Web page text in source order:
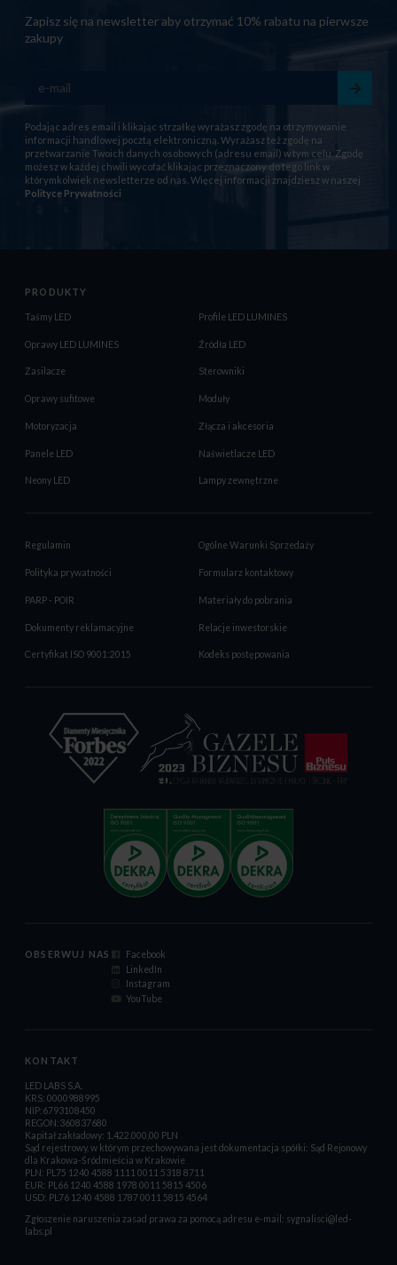
Zapisz się na newsletter aby otrzymać 10% rabatu na pierwsze
zakupy
Podając adres email i klikając strzałkę wyrażasz zgodę na otrzymywanie
informacji handlowej pocztą elektroniczną. Wyrażasz też zgodę na
przetwarzanie Twoich danych osobowych (adresu email) w tym celu. Zgodę
możesz w każdej chwili wycofać klikając przeznaczony do tego link w
którymkolwiek newsletterze od nas. Więcej informacji znajdziesz w naszej
Polityce Prywatności
PRODUKTY
Taśmy LED Profile LED LUMINES
Oprawy LED LUMINES Źródła LED
Zasilacze Sterowniki
Oprawy sufitowe Moduły
Motoryzacja Złącza i akcesoria
Panele LED Naświetlacze LED
Neony LED Lampy zewnętrzne
Regulamin Ogólne Warunki Sprzedaży
Polityka prywatności Formularz kontaktowy
PARP - POIR Materiały do pobrania
Dokumenty reklamacyjne Relacje inwestorskie
Certyfikat ISO 9001:2015 Kodeks postępowania
OBSERWUJ NAS
Facebook
LinkedIn
Instagram
YouTube
KONTAKT
LED LABS S.A.
KRS: 0000988995
NIP:6793108450
REGON:360837680
Kapitał zakładowy: 1.422.000,00 PLN
Sąd rejestrowy, w którym przechowywana jest dokumentacja spółki: Sąd Rejonowy
dla Krakowa-Śródmieścia w Krakowie
PLN: PL75 1240 4588 1111 0011 5318 8711
EUR: PL66 1240 4588 1978 0011 5815 4506
USD: PL76 1240 4588 1787 0011 5815 4564
Zgłoszenie naruszenia zasad prawa za pomocą adresu e-mail: sygnalisci@led-
labs.pl